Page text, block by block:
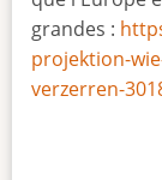
grandes :
projektion-
verzerren-